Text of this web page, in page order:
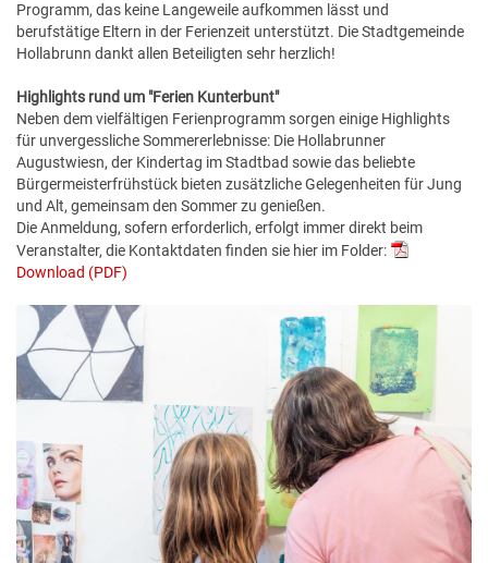
Programm, das keine Langeweile aufkommen lässt und
berufstätige Eltern in der Ferienzeit unterstützt. Die Stadtgemeinde
Hollabrunn dankt allen Beteiligten sehr herzlich!
Highlights rund um "Ferien Kunterbunt"
Neben dem vielfältigen Ferienprogramm sorgen einige Highlights
für unvergessliche Sommererlebnisse: Die Hollabrunner
Augustwiesn, der Kindertag im Stadtbad sowie das beliebte
Bürgermeisterfrühstück bieten zusätzliche Gelegenheiten für Jung
und Alt, gemeinsam den Sommer zu genießen.
Die Anmeldung, sofern erforderlich, erfolgt immer direkt beim
Veranstalter, die Kontaktdaten finden sie hier im Folder:
Download (PDF)